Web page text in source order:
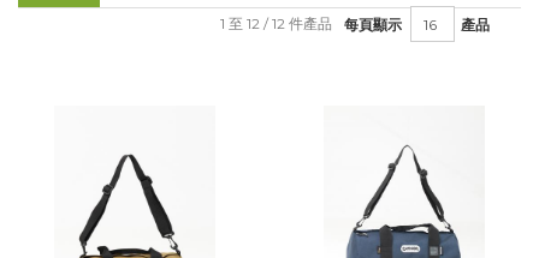
每頁顯示 產品
1 至 12 / 12 件產品